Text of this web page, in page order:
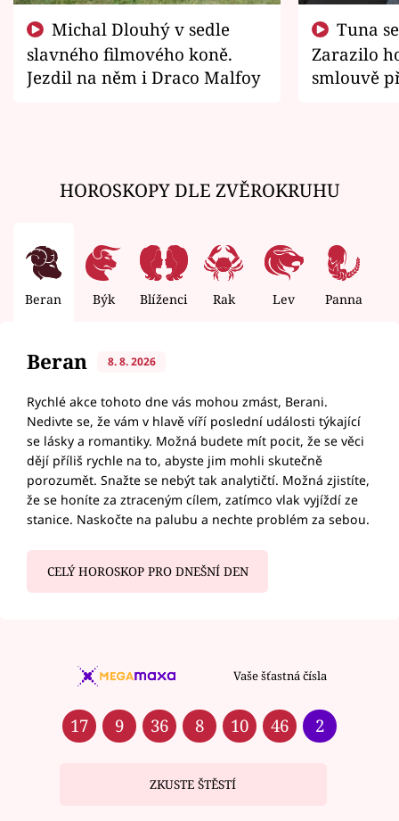
slavného filmového koně.
Jezdil na něm i Draco Malfoy
Zarazilo
smlouvě
HOROSKOPY DLE ZVĚROKRUHU
Beran Býk Blíženci Rak Lev Panna
Beran 8. 8. 2026
Rychlé akce tohoto dne vás mohou zmást, Berani.
Nedivte se, že vám v hlavě víří poslední události týkající
se lásky a romantiky. Možná budete mít pocit, že se věci
dějí příliš rychle na to, abyste jim mohli skutečně
porozumět. Snažte se nebýt tak analytičtí. Možná zjistíte,
že se honíte za ztraceným cílem, zatímco vlak vyjíždí ze
stanice. Naskočte na palubu a nechte problém za sebou.
CELÝ HOROSKOP PRO DNEŠNÍ DEN
Vaše šťastná čísla
17 9 36 8 10 46 2
ZKUSTE ŠTĚSTÍ